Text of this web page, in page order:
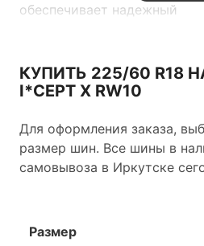
обеспечивает надежный
оптимальное поведение
КУПИТЬ 225/60 R18
I*CEPT X RW10
Для оформления заказа,
размер шин. Все шины в
самовывоза в Иркутске
Размер